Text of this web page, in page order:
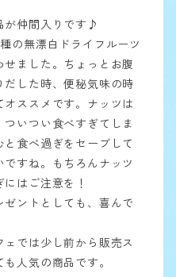
が仲間入りです♪
の無漂白ドライフルーツ
せました。ちょっとお腹
した時、便秘気味の時
ススメです。ナッツは
いつい食べすぎてしま
食べ過ぎをセーブして
すね。もちろんナッツ
はご注意を！
ゼントとしても、喜んで
では少し前から販売ス
人気の商品です。